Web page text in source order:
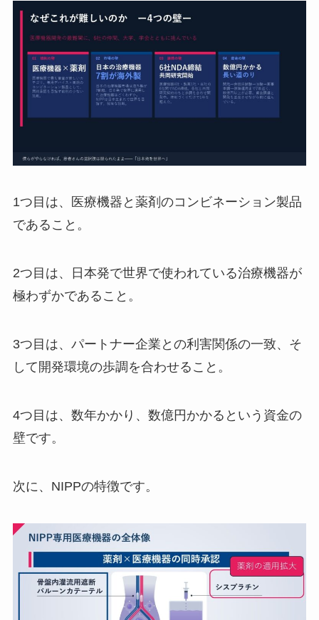
1つ目は、医療機器と薬剤のコンビネーション製品
であること。
2つ目は、日本発で世界で使われている治療機器が
極わずかであること。
3つ目は、パートナー企業との利害関係の一致、そ
して開発環境の歩調を合わせること。
4つ目は、数年かかり、数億円かかるという資金の
壁です。
次に、NIPPの特徴です。